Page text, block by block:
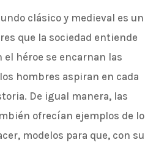
clásico y medieval es un
que la sociedad entiende
el héroe se encarnan las
hombres aspiran en cada
De igual manera, las
ofrecían ejemplos de lo
modelos para que, con su